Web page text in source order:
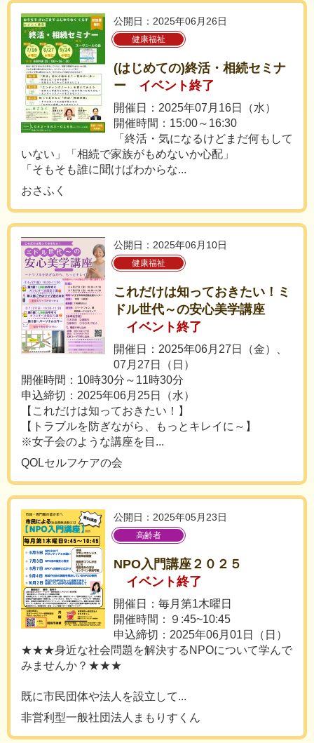
公開日：2025年06月26日
健康福祉
(はじめての)終活・相続セミナ
ー
イベント終了
開催日：2025年07月16日（水）
開催時間：15:00～16:30
「終活・気になるけどまだ何もして
いない」「相続で家族がもめないか心配」
「そもそも誰に聞けばわからな...
おさふく
公開日：2025年06月10日
健康福祉
これだけは知っておきたい！ミ
ドル世代～の安心美学講座
イベント終了
開催日：2025年06月27日（金）、
07月27日（日）
開催時間：10時30分～11時30分
申込締切：2025年06月25日（水）
【これだけは知っておきたい！】
【トラブルを防ぎながら、もっとキレイに～】
※女子会のような講座を目...
QOLセルフケアの会
公開日：2025年05月23日
高齢者
NPO入門講座２０２５
イベント終了
開催日：毎月第1木曜日
開催時間：９:45~10:45
申込締切：2025年06月01日（日）
★★★身近な社会問題を解決するNPOについて学んで
みませんか？★★★
既に市民団体や法人を設立して...
非営利型一般社団法人まもりすくん